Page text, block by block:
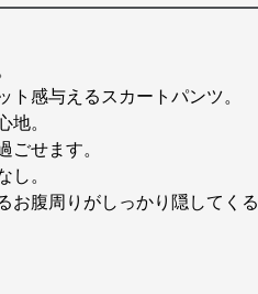
ト感与えるスカートパンツ。
地。
ごせます。
し。
お腹周りがしっかり隠してく